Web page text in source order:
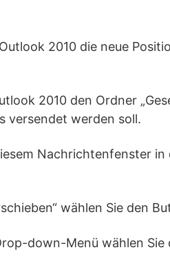
2010 die neue
2010 den Ordner
versendet werden soll.
Nachrichtenfenster
wählen Sie den
down-Menü wählen Sie